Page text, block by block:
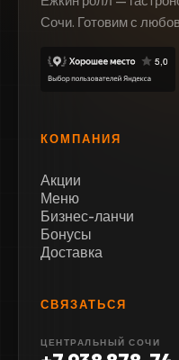
Сочи. Готовим с
КОМПАНИЯ
Акции
Меню
Бизнес-ланчи
Бонусы
Доставка
СВЯЗАТЬСЯ
ЦЕНТРАЛЬНЫЙ СОЧИ